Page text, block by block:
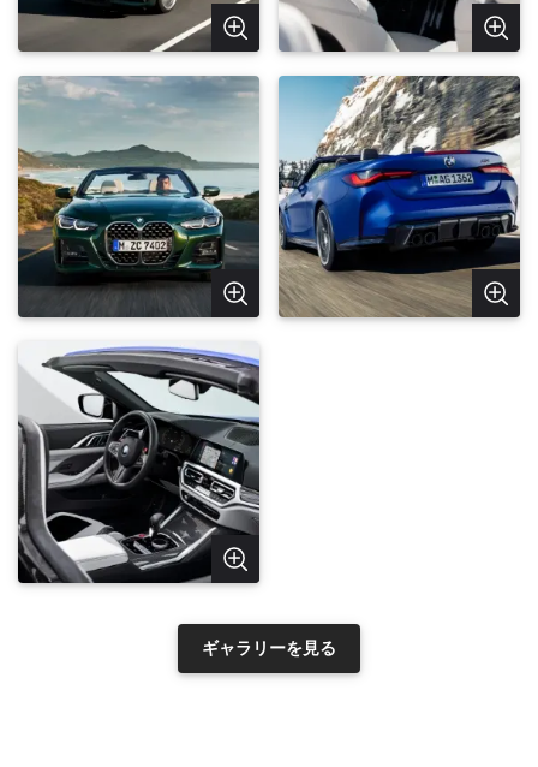
ギャラリーを見る